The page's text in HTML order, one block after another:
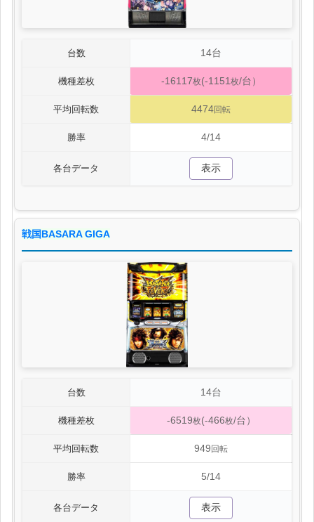
台数 14台
機種差枚 -16117枚(-1151 枚/台）
平均回転数 4474回転
勝率 4/14
各台データ 表示
戦国BASARA GIGA
台数 14台
機種差枚 -6519枚(-466枚/台）
平均回転数 949回転
勝率 5/14
各台データ 表示